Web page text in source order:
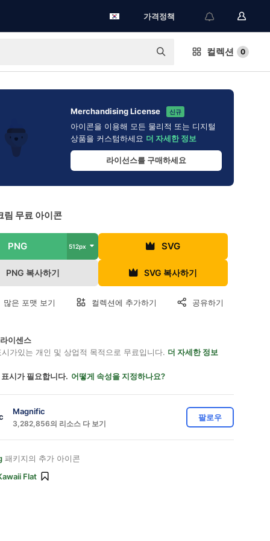
가격정책
컬렉션 0
Merchandising License 신규
아이콘을 이용해 모든 물리적 또는 디지털
상품을 커스텀하세요 더 자세한 정보
라이선스를 구매하세요
림 무료 아이콘
PNG 512px SVG
PNG 복사하기 SVG 복사하기
많은 포맷 보기 컬렉션에 추가하기 공유하기
이센스
가있는 개인 및 상업적 목적으로 무료입니다. 더 자세한 정보
시가 필요합니다. 어떻게 속성을 지정하나요?
Magnific
3,282,856의 리소스 다 보기
팔로우
패키지의 추가 아이콘
Flat